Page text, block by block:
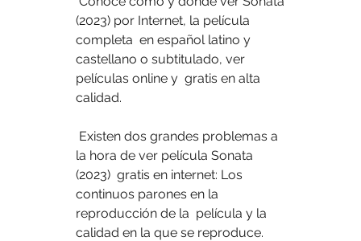
(2023) por Internet, la película
completa  en español latino y
castellano o subtitulado, ver
películas online y  gratis en alta
calidad.
la hora de ver película Sonata
(2023)  gratis en internet: Los
continuos parones en la
reproducción de la  película y la
calidad en la que se reproduce.